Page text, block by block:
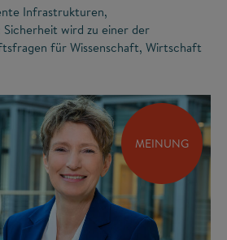
Infrastrukturen,
wird zu einer der
für Wissenschaft, Wirtschaft
MEINUNG